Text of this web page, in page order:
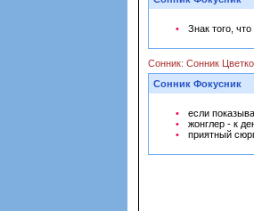
Знак того,
Сонник: Сонник
Сонник Фокусник
если
жонглер - к
приятный